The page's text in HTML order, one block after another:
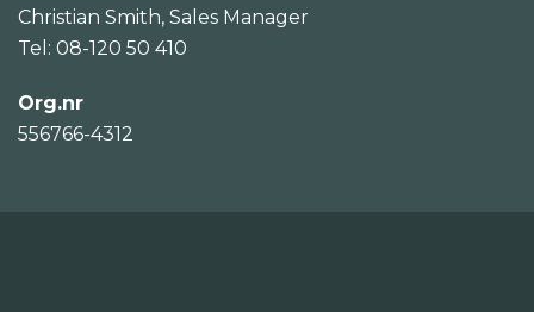
Christian Smith, Sales Manager
Tel: 08-120 50 410
Org.nr
556766-4312